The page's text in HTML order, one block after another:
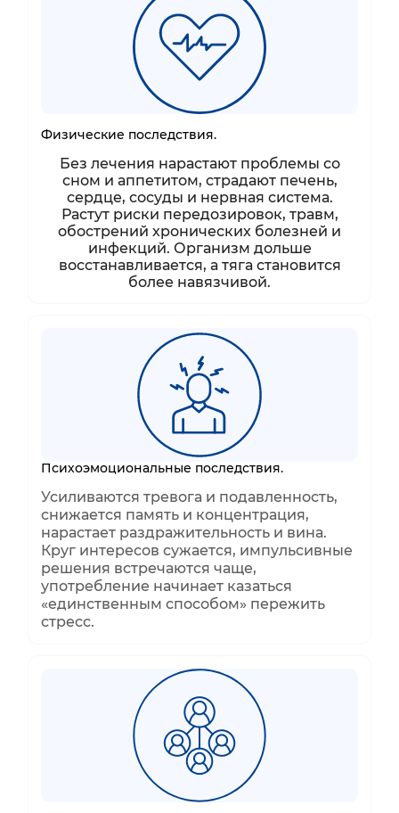
Физические последствия.
Без лечения нарастают проблемы со
сном и аппетитом, страдают печень,
сердце, сосуды и нервная система.
Растут риски передозировок, травм,
обострений хронических болезней и
инфекций. Организм дольше
восстанавливается, а тяга становится
более навязчивой.
Психоэмоциональные последствия.
Усиливаются тревога и подавленность,
снижается память и концентрация,
нарастает раздражительность и вина.
Круг интересов сужается, импульсивные
решения встречаются чаще,
употребление начинает казаться
«единственным способом» пережить
стресс.